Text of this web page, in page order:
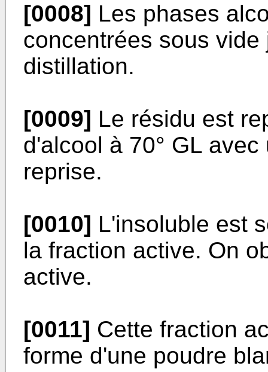
[0008] Les phases
concentrées sous
distillation.
[0009] Le résidu est
d'alcool à 70° GL
reprise.
[0010] L'insoluble est
la fraction active. On
active.
[0011] Cette fraction
forme d'une poudre